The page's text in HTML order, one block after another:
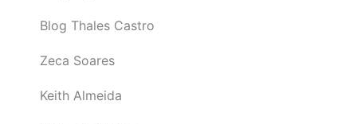
Blog Thales Castro
Zeca Soares
Keith Almeida